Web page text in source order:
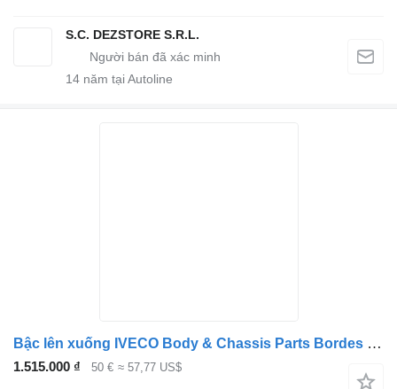
S.C. DEZSTORE S.R.L.
14 năm tại Autoline
Bậc lên xuống IVECO Body & Chassis Parts Bordes 5802054712 dành cho xe tải
1.515.000 ₫ 50 € ≈ 57,77 US$